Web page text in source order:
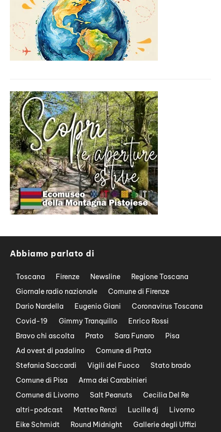
Abbiamo parlato di
Toscana Firenze Newsline
Regione Toscana
Giornale radio nazionale
Comune di Firenze
Dario Nardella
Eugenio Giani
Coronavirus Toscana
Covid-19
Gimmy Tranquillo
Enrico Rossi
Bravo chi ascolta
Prato Sara Funaro
Pisa
Ad ovest di padalino
Comune di Prato
Stefania Saccardi
Vigili del Fuoco
Stato brado
Comune di Pisa
Arma dei Carabinieri
Comune di Livorno
Salt Peanuts
Cecilia Del Re
altri-podcast
Matteo Renzi Lucille dj
Livorno
Eike Schmidt
Round Midnight
Gallerie degli Uffizi